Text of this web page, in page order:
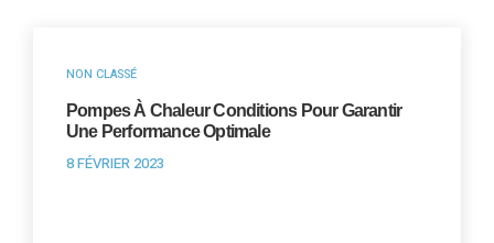
NON CLASSÉ
Pompes À Chaleur Conditions Pour Garantir
Une Performance Optimale
8 FÉVRIER 2023